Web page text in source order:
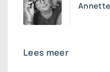
Lees meer